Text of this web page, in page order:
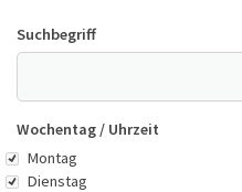
Suchbegriff
Wochentag / Uhrzeit
Wochentag
Montag
Dienstag